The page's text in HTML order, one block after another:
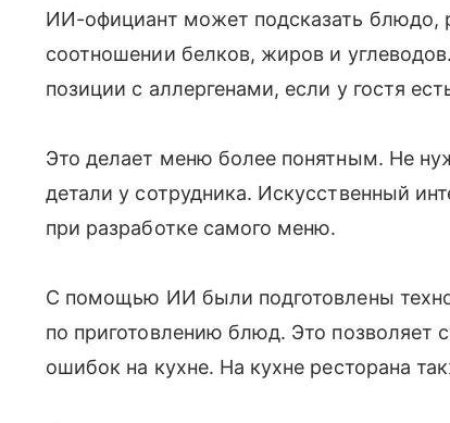
ИИ-официант может подсказать блюдо,
соотношении белков, жиров и
позиции с аллергенами, если у гостя
Это делает меню более понятным. Не
детали у сотрудника. Искусственный
при разработке самого меню.
С помощью ИИ были подготовлены
по приготовлению блюд. Это позволяет
ошибок на кухне. На кухне ресторана